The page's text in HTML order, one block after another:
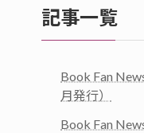
記事一覧
Book Fan
月発行）
Book Fan